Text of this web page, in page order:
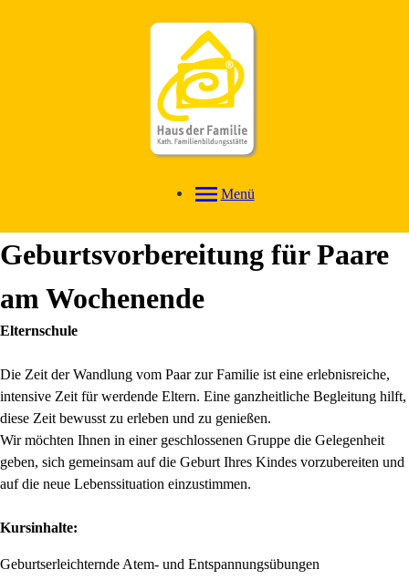
Menü
Geburtsvorbereitung für Paare
am Wochenende
Elternschule
Die Zeit der Wandlung vom Paar zur Familie ist eine erlebnisreiche,
intensive Zeit für werdende Eltern. Eine ganzheitliche Begleitung hilft,
diese Zeit bewusst zu erleben und zu genießen.
Wir möchten Ihnen in einer geschlossenen Gruppe die Gelegenheit
geben, sich gemeinsam auf die Geburt Ihres Kindes vorzubereiten und
auf die neue Lebenssituation einzustimmen.
Kursinhalte:
Geburtserleichternde Atem- und Entspannungsübungen